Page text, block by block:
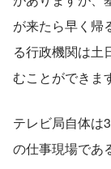
が来たら早く帰
る行政機関は土
むことができま
テレビ局自体は
の仕事現場であ